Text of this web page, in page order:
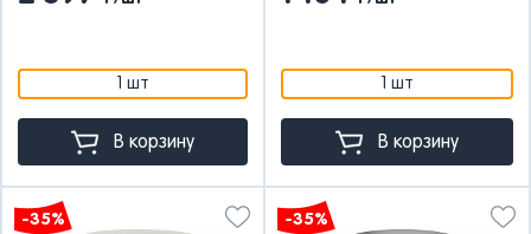
1 шт
В корзину
1 шт
В корзину
-35% -35%